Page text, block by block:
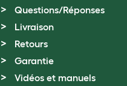
Questions/Réponses
Livraison
Retours
Garantie
Vidéos et manuels